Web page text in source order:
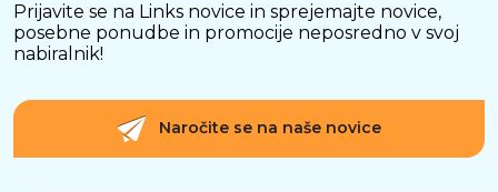
Prijavite se na Links novice in sprejemajte novice,
posebne ponudbe in promocije neposredno v svoj
nabiralnik!
Naročite se na naše novice